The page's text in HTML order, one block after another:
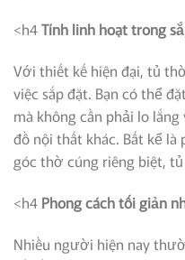
<h4Tính linh hoạt trong
Với thiết kế hiện đại, tủ
việc sắp đặt. Bạn có thể
mà không cần phải lo
đồ nội thất khác. Bất kể là
góc thờ cúng riêng biệt,
<h4 Phong cách tối giản
Nhiều người hiện nay